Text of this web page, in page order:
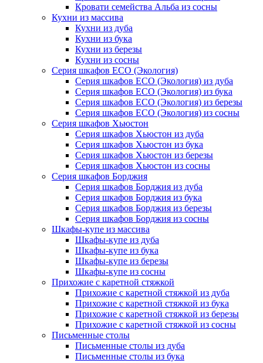
Кровати семейства Альба из сосны
Кухни из массива
Кухни из дуба
Кухни из бука
Кухни из березы
Кухни из сосны
Серия шкафов ECO (Экология)
Серия шкафов ECO (Экология) из дуба
Серия шкафов ECO (Экология) из бука
Серия шкафов ECO (Экология) из березы
Серия шкафов ECO (Экология) из сосны
Серия шкафов Хьюстон
Серия шкафов Хьюстон из дуба
Серия шкафов Хьюстон из бука
Серия шкафов Хьюстон из березы
Серия шкафов Хьюстон из сосны
Серия шкафов Борджия
Серия шкафов Борджия из дуба
Серия шкафов Борджия из бука
Серия шкафов Борджия из березы
Серия шкафов Борджия из сосны
Шкафы-купе из массива
Шкафы-купе из дуба
Шкафы-купе из бука
Шкафы-купе из березы
Шкафы-купе из сосны
Прихожие с каретной стяжкой
Прихожие с каретной стяжкой из дуба
Прихожие с каретной стяжкой из бука
Прихожие с каретной стяжкой из березы
Прихожие с каретной стяжкой из сосны
Письменные столы
Письменные столы из дуба
Письменные столы из бука